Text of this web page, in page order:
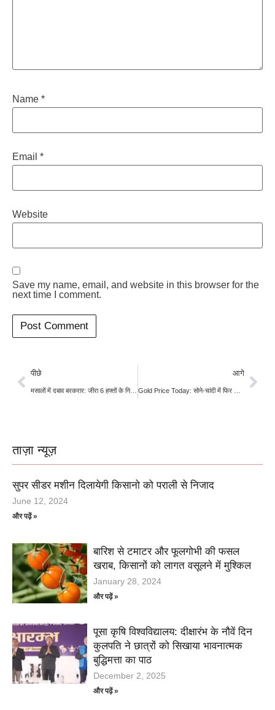
Name *
Email *
Website
Save my name, email, and website in this browser for the
next time I comment.
पीछे
मसालों में दबाव बरकरार: जीरा 6 हफ्तों के निचले स्तर पर, धनिया-हल्दी भी फिसले
आगे
ताज़ा न्यूज़
सुपर सीडर मशीन दिलायेगी किसानो को पराली से निजाद
June 12, 2024
और पढ़ें »
बारिश से टमाटर और फूलगोभी की फसल
खराब, किसानों को लागत वसूलने में मुश्किल
January 28, 2024
और पढ़ें »
पूसा कृषि विश्वविद्यालय: दीक्षारंभ के नौवें दिन
कुलपति ने छात्रों को सिखाया भावनात्मक
बुद्धिमत्ता का पाठ
December 2, 2025
और पढ़ें »